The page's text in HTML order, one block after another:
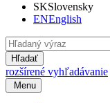
SKSlovensky
ENEnglish
Hľadať
rozšírené vyhľadávanie
Menu